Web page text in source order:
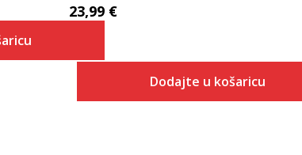
23,99 €
Dodajte u košaricu